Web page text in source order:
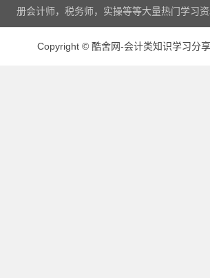
册会计师，税务师，实操等等大量热门学习
Copyright © 酷舍网-会计类知识学习分